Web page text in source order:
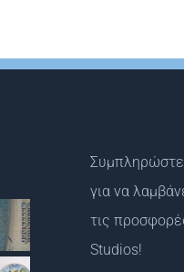
για να
τις
Studios!